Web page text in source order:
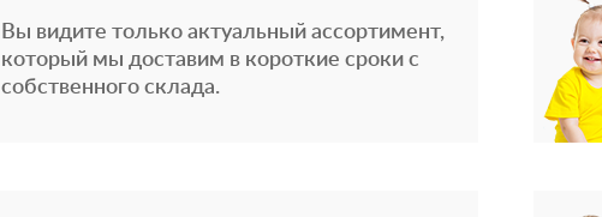
Вы видите только актуальный ассортимент,
который мы доставим в короткие сроки с
собственного склада.